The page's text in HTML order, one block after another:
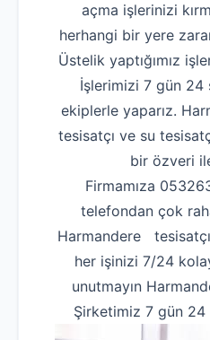
açma işlerinizi
herhangi bir yere
Üstelik yaptığımız
İşlerimizi 7 gün
ekiplerle yaparız.
tesisatçı ve su
bir özveri
Firmamıza
telefondan çok
Harmandere
her işinizi 7/24
unutmayın
Şirketimiz 7 gün 24